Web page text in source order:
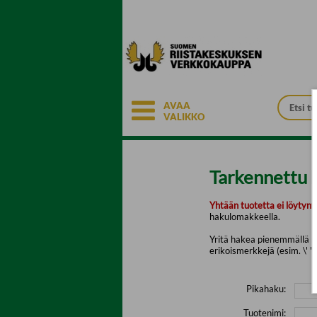
AVAA
VALIKKO
Tarkennettu
Yhtään tuotetta ei löytynyt.
hakulomakkeella.
Yritä hakea pienemmällä
erikoismerkkejä (esim. \' "
Pikahaku:
Tuotenimi: